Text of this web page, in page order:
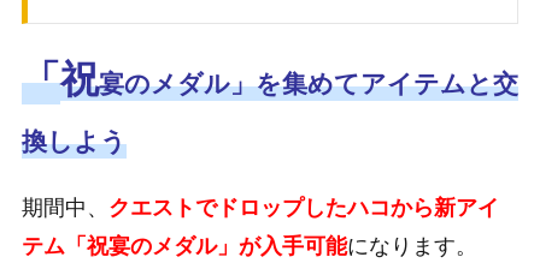
「祝宴のメダル」を集めてアイテムと交
換しよう
期間中、 クエストでドロップしたハコから新アイ
テム「祝宴のメダル」が入手可能になります。